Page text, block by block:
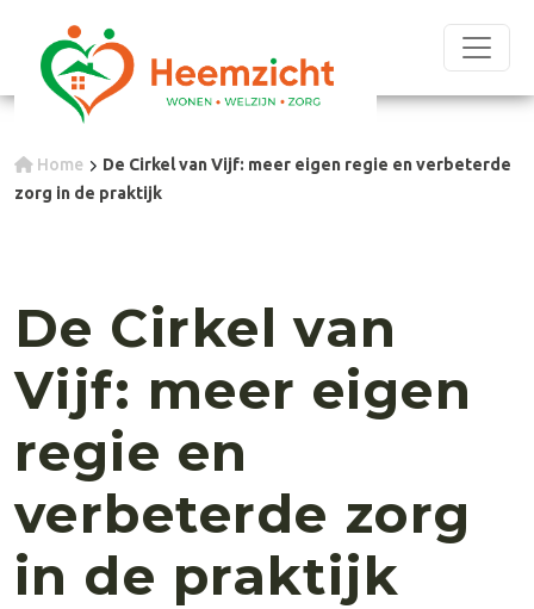
Home
De Cirkel van Vijf: meer eigen regie en verbeterde
zorg in de praktijk
De Cirkel van
Vijf: meer eigen
regie en
verbeterde zorg
in de praktijk